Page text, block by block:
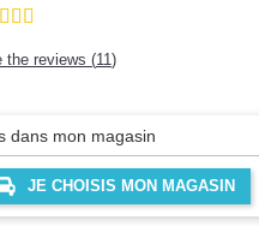
the reviews (11)
dans mon magasin
JE CHOISIS MON MAGASIN